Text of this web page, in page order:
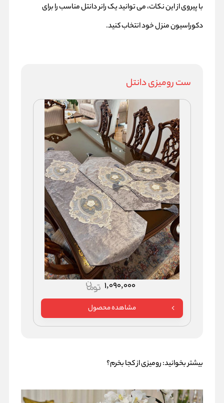
با پیروی از این نکات، می توانید یک رانر دانتل مناسب را برای
دکوراسیون منزل خود انتخاب کنید.
ست رومیزی دانتل
1,090,000
مشاهده محصول
بیشتر بخوانید:رومیزی از کجا بخرم؟